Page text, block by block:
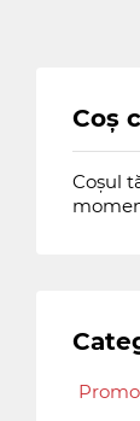
Coș
Coșul